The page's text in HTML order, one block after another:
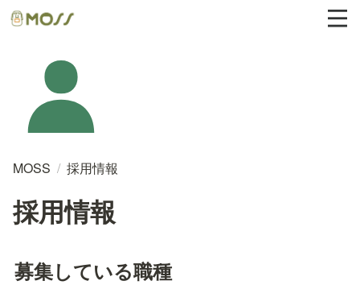
MOSS / 採用情報
採用情報
募集している職種